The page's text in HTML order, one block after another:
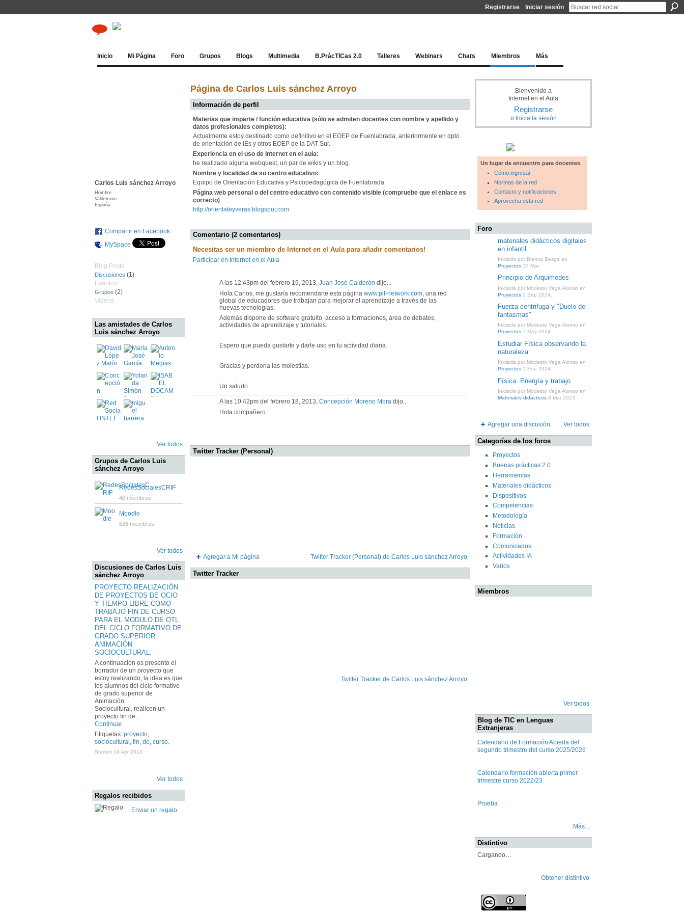
Registrarse Iniciar sesión
Inicio Mi Página Foro Grupos Blogs Multimedia B.PrácTICas 2.0 Talleres Webinars Chats Miembros Más
Carlos Luis sánchez Arroyo
Hombre
Valdemoro
España
Compartir en Facebook
MySpace
Blog Posts
Discusiones (1)
Eventos
Grupos (2)
Vídeos
Las amistades de Carlos
Luis sánchez Arroyo
Ver todos
Grupos de Carlos Luis
sánchez Arroyo
RedesSocialesCRIF
48 miembros
Moodle
626 miembros
Ver todos
Discusiones de Carlos Luis
sánchez Arroyo
PROYECTO REALIZACIÓN
DE PROYECTOS DE OCIO
Y TIEMPO LIBRE COMO
TRABAJO FIN DE CURSO
PARA EL MODULO DE OTL
DEL CICLO FORMATIVO DE
GRADO SUPERIOR
ANIMACIÓN
SOCIOCULTURAL.
A continuación os presento el
borrador de un proyecto que
estoy realizando, la idea es que
los alumnos del ciclo formativo
de grado superior de
Animación
Sociocultural. realicen un
proyecto fin de…
Continuar
Etiquetas: proyecto,
sociocultural , fin, de, curso.
Started 14 Abr 2013
Ver todos
Regalos recibidos
Enviar un regalo
Página de Carlos Luis sánchez Arroyo
Información de perfil
Materias que imparte / función educativa (sólo se admiten docentes con nombre y apellido y
datos profesionales completos):
Actualmente estoy destinado como definitivo en el EOEP de Fuenlabrada, anteriormente en dpto
de orientación de IEs y otros EOEP de la DAT Sur.
Experiencia en el uso de Internet en el aula:
he realizado alguna webquest, un par de wikis y un blog.
Nombre y localidad de su centro educativo:
Equipo de Orientación Educativa y Psicopedagógica de Fuenlabrada
Página web personal o del centro educativo con contenido visible (compruebe que el enlace es
correcto)
http://orientateyveras.blogspot.com
Comentario (2 comentarios)
Necesitas ser un miembro de Internet en el Aula para añadir comentarios!
Participar en Internet en el Aula
A las 12:43pm del febrero 19, 2013, Juan José Calderón dijo...
Hola Carlos, me gustaría recomendarte esta página www.pil-network.com, una red
global de educadores que trabajan para mejorar el aprendizaje a través de las
nuevas tecnologías.
Además dispone de software gratuito, acceso a formaciones, área de debates,
actividades de aprendizaje y tutoriales.
Espero que pueda gustarte y darle uso en tu actividad diaria.
Gracias y perdona las molestias.
Un saludo.
A las 10:42pm del febrero 18, 2013, Concepción Moreno Mora dijo...
Hola compañero
Twitter Tracker (Personal)
Agregar a Mi página Twitter Tracker (Personal) de Carlos Luis sánchez Arroyo
Twitter Tracker
Twitter Tracker de Carlos Luis sánchez Arroyo
Bienvenido a
Internet en el Aula
Registrarse
o Inicia la sesión
Un lugar de encuentro para docentes
Cómo ingresar
Normas de la red
Contacto y notificaciones
Aprovecha esta red
Foro
materiales didácticos digitales
en infantil
Iniciada por Blanca Besga en
Proyectos 15 Mar.
Principio de Arquimedes
Iniciada por Modesto Vega Alonso en
Proyectos 1 Sep 2024.
Fuerza centrifuga y "Duelo de
fantasmas"
Iniciada por Modesto Vega Alonso en
Proyectos 7 May 2024.
Estudiar Física observando la
naturaleza
Iniciada por Modesto Vega Alonso en
Proyectos 1 Ene 2024.
Física. Energía y trabajo
Iniciada por Modesto Vega Alonso en
Materiales didácticos 8 Mar 2023.
Agregar una discusión Ver todos
Categorías de los foros
Proyectos
Buenas prácticas 2.0
Herramientas
Materiales didácticos
Dispositivos
Competencias
Metodología
Noticias
Formación
Comunicados
Actividades IA
Varios
Miembros
Ver todos
Blog de TIC en Lenguas
Extranjeras
Calendario de Formación Abierta del
segundo trimestre del curso 2025/2026
Calendario formación abierta primer
trimestre curso 2022/23
Prueba
Más...
Distintivo
Cargando…
Obtener distintivo